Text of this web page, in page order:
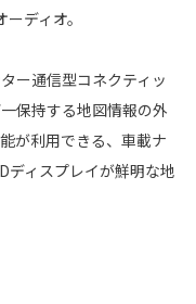
ディオ。
ー通信型コネクティッ
保持する地図情報の外
が利用できる、車載ナ
ディスプレイが鮮明な地